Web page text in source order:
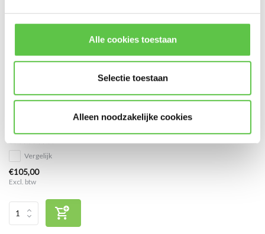
Alle cookies toestaan
Selectie toestaan
Alleen noodzakelijke cookies
Cisco Meraki MS120-8FP
Vergelijk
€105,00
Excl. btw
* Lees hier de wettelijke beperkingen